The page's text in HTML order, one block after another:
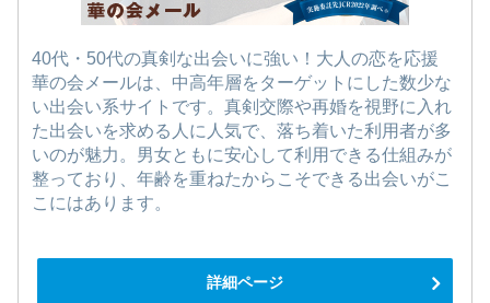
40代・50代の真剣な出会いに強い！大人の恋を応援
華の会メールは、中高年層をターゲットにした数少な
い出会い系サイトです。真剣交際や再婚を視野に入れ
た出会いを求める人に人気で、落ち着いた利用者が多
いのが魅力。男女ともに安心して利用できる仕組みが
整っており、年齢を重ねたからこそできる出会いがこ
こにはあります。
詳細ページ